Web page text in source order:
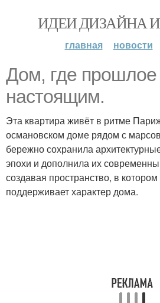
ИДЕИ ДИЗАЙНА
главная новости
Дом, где прошлое
настоящим.
Эта квартира живёт в ритме
османовском доме рядом с
бережно сохранила
эпохи и дополнила их
создавая пространство, в
поддерживает характер дома.